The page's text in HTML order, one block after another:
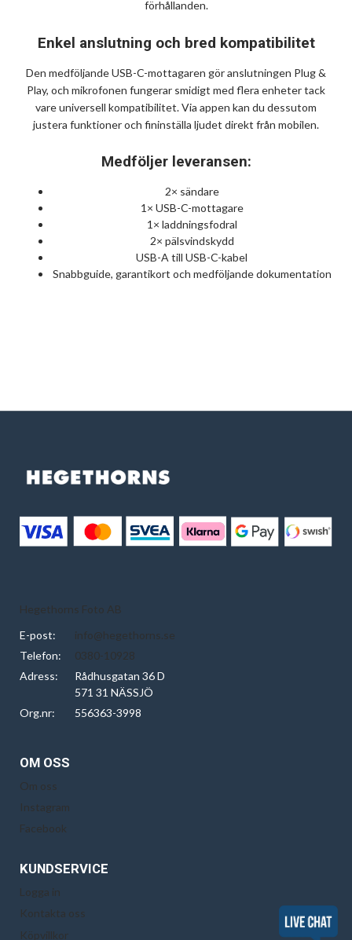
förhållanden.
Enkel anslutning och bred kompatibilitet
Den medföljande USB-C-mottagaren gör anslutningen Plug &
Play, och mikrofonen fungerar smidigt med flera enheter tack
vare universell kompatibilitet. Via appen kan du dessutom
justera funktioner och fininställa ljudet direkt från mobilen.
Medföljer leveransen:
2× sändare
1× USB-C-mottagare
1× laddningsfodral
2× pälsvindskydd
USB-A till USB-C-kabel
Snabbguide, garantikort och medföljande dokumentation
Hegethorns Foto AB
E-post:
info@hegethorns.se
Telefon:
0380-10928
Adress:
Rådhusgatan 36 D
571 31 NÄSSJÖ
Org.nr:
556363-3998
OM OSS
Om oss
Instagram
Facebook
KUNDSERVICE
Logga in
Kontakta oss
Köpvillkor